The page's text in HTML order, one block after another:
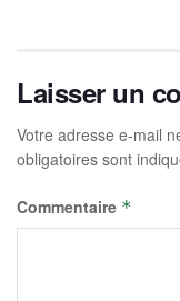
Laisser un
Votre adresse e-mail
obligatoires sont
Commentaire *